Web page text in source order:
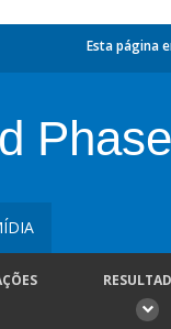
Esta página